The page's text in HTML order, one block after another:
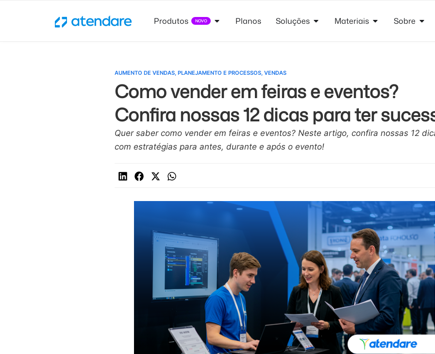
Produtos NOVO Planos Soluções Materiais Sobre
AUMENTO DE VENDAS, PLANEJAMENTO E PROCESSOS, VENDAS
Como vender em feiras e eventos?
Confira nossas 12 dicas para ter
Quer saber como vender em feiras e eventos? Neste artigo, confira nossas 12
com estratégias para antes, durante e após o evento!